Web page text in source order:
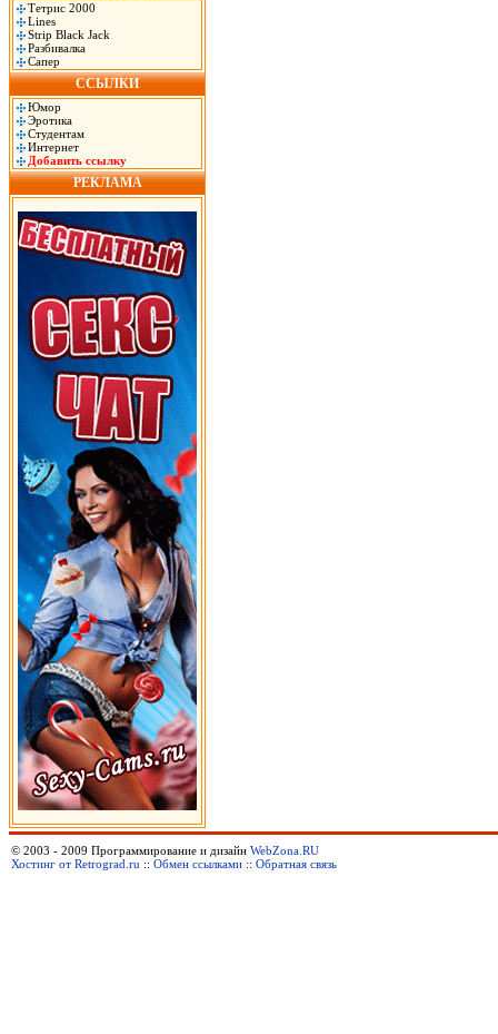
Тетрис 2000
Lines
Strip Black Jack
Разбивалка
Сапер
ССЫЛКИ
Юмор
Эротика
Студентам
Интернет
Добавить ссылку
РЕКЛАМА
© 2003 - 2009 Программирование и дизайн WebZona.RU
Хостинг от Retrograd.ru :: Обмен ссылками :: Обратная связь